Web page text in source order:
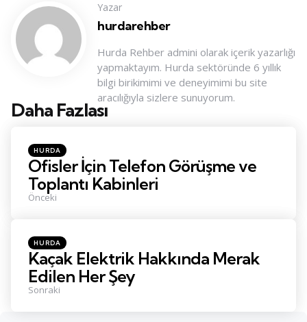
Yazar
hurdarehber
Hurda Rehber admini olarak içerik yazarlığı
yapmaktayım. Hurda sektöründe 6 yıllık
bilgi birikimimi ve deneyimimi bu site
aracılığıyla sizlere sunuyorum.
Daha Fazlası
Konu
Posted
in
HURDA
Ofisler İçin Telefon Görüşme ve
Toplantı Kabinleri
Önceki
Posted
in
HURDA
Kaçak Elektrik Hakkında Merak
Edilen Her Şey
Sonraki